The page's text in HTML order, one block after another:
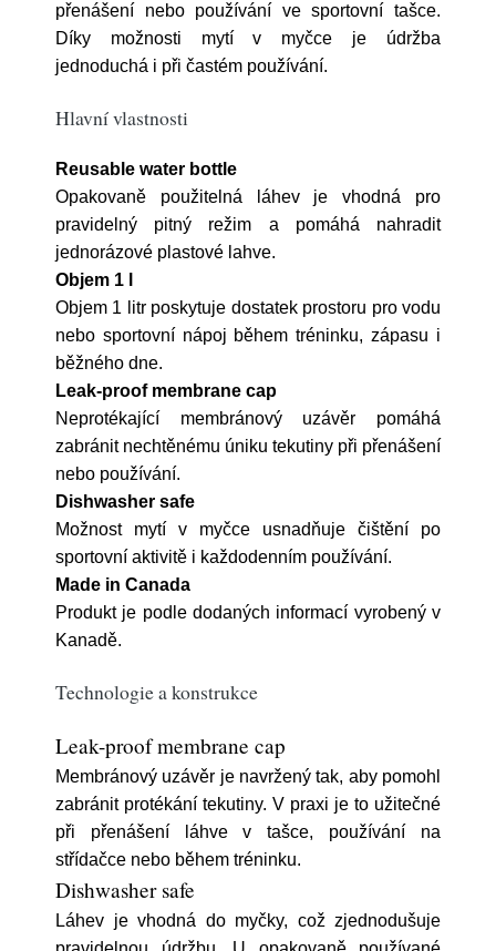
přenášení nebo používání ve sportovní tašce.
Díky možnosti mytí v myčce je údržba
jednoduchá i při častém používání.
Hlavní vlastnosti
Reusable water bottle
Opakovaně použitelná láhev je vhodná pro
pravidelný pitný režim a pomáhá nahradit
jednorázové plastové lahve.
Objem 1 l
Objem 1 litr poskytuje dostatek prostoru pro vodu
nebo sportovní nápoj během tréninku, zápasu i
běžného dne.
Leak-proof membrane cap
Neprotékající membránový uzávěr pomáhá
zabránit nechtěnému úniku tekutiny při přenášení
nebo používání.
Dishwasher safe
Možnost mytí v myčce usnadňuje čištění po
sportovní aktivitě i každodenním používání.
Made in Canada
Produkt je podle dodaných informací vyrobený v
Kanadě.
Technologie a konstrukce
Leak-proof membrane cap
Membránový uzávěr je navržený tak, aby pomohl
zabránit protékání tekutiny. V praxi je to užitečné
při přenášení láhve v tašce, používání na
střídačce nebo během tréninku.
Dishwasher safe
Láhev je vhodná do myčky, což zjednodušuje